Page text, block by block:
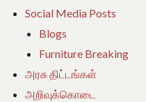
Social Media Posts
Blogs
Furniture Breaking
அரசு திட்டங்கள்
அறிவுக்கொடை